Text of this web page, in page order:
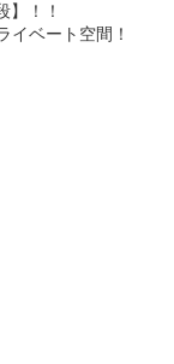
！！
ベート空間！